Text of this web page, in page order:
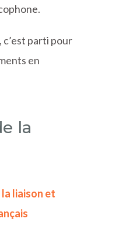
c’est parti pour
en
la
liaison et